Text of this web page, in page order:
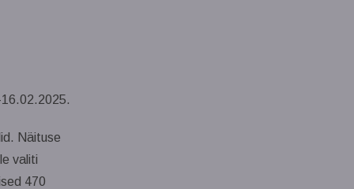
Näituse
valiti
470